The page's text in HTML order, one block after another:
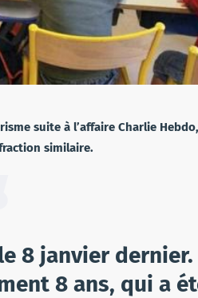
suite à l’affaire Charlie
similaire.
8 janvier dernier.
8 ans, qui a